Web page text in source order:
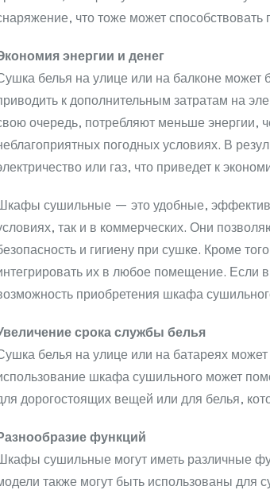
что тоже может
энергии и денег
белья на улице или на балконе
к дополнительным затратам на
очередь, потребляют меньше
погодных условиях. В
или газ, что приведет к
сушильные — это удобные,
так и в коммерческих. Они
и гигиену при сушке. Кроме
их в любое помещение. Если
приобретения шкафа
срока службы белья
белья на улице или на батареях
шкафа сушильного может
дорогостоящих вещей или для белья,
функций
сушильные могут иметь различные
также могут быть использованы для